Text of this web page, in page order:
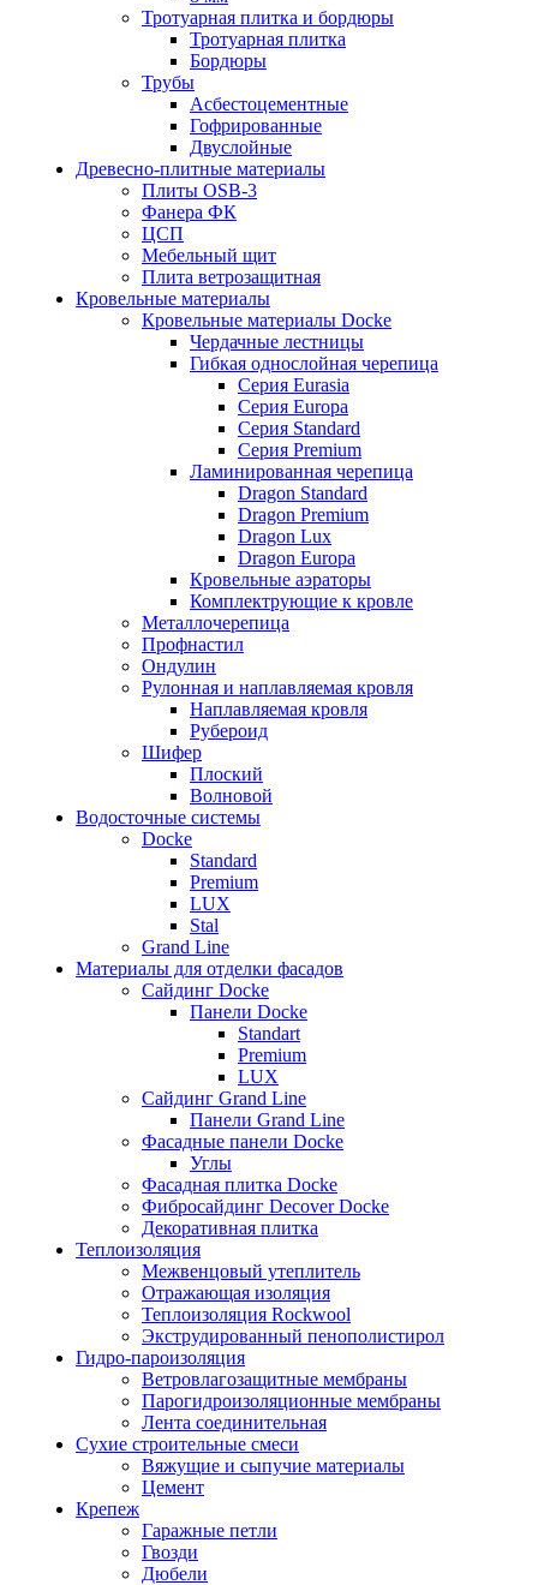
Тротуарная плитка и бордюры
Тротуарная плитка
Бордюры
Трубы
Асбестоцементные
Гофрированные
Двуслойные
Древесно-плитные материалы
Плиты OSB-3
Фанера ФК
ЦСП
Мебельный щит
Плита ветрозащитная
Кровельные материалы
Кровельные материалы Docke
Чердачные лестницы
Гибкая однослойная черепица
Серия Eurasia
Серия Europa
Серия Standard
Серия Premium
Ламинированная черепица
Dragon Standard
Dragon Premium
Dragon Lux
Dragon Europa
Кровельные аэраторы
Комплектрующие к кровле
Металлочерепица
Профнастил
Ондулин
Рулонная и наплавляемая кровля
Наплавляемая кровля
Рубероид
Шифер
Плоский
Волновой
Водосточные системы
Docke
Standard
Premium
LUX
Stal
Grand Line
Материалы для отделки фасадов
Сайдинг Docke
Панели Docke
Standart
Premium
LUX
Сайдинг Grand Line
Панели Grand Line
Фасадные панели Docke
Углы
Фасадная плитка Docke
Фибросайдинг Decover Docke
Декоративная плитка
Теплоизоляция
Межвенцовый утеплитель
Отражающая изоляция
Теплоизоляция Rockwool
Экструдированный пенополистирол
Гидро-пароизоляция
Ветровлагозащитные мембраны
Парогидроизоляционные мембраны
Лента соединительная
Сухие строительные смеси
Вяжущие и сыпучие материалы
Цемент
Крепеж
Гаражные петли
Гвозди
Дюбели